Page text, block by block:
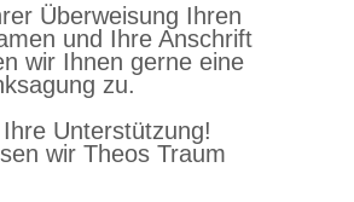
Überweisung Ihren
und Ihre Anschrift
wir Ihnen gerne eine
zu.
Unterstützung!
wir Theos Traum